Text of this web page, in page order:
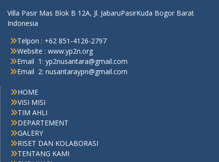
Villa Pasir Mas Blok B 12A, Jl. JabaruPasirKuda Bogor Barat
Indonesia
Telpon : +62 851-4126-2797
Website : www.yp2n.org
Email 1: yp2nusantara@gmail.com
Email 2: nusantaraypn@gmail.com
HOME
VISI MISI
TIM AHLI
DEPARTEMENT
GALERY
RISET DAN KOLABORASI
TENTANG KAMI